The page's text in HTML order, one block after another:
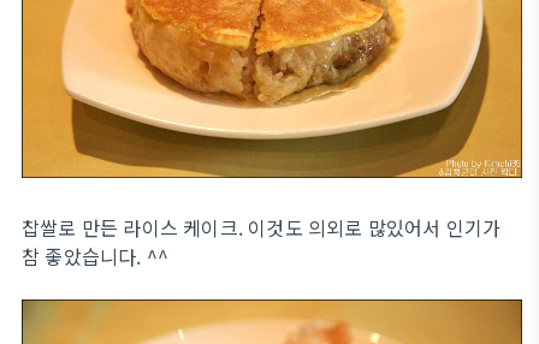
찹쌀로 만든 라이스 케이크. 이것도 의외로 많있어서 인기가
참 좋았습니다. ^^